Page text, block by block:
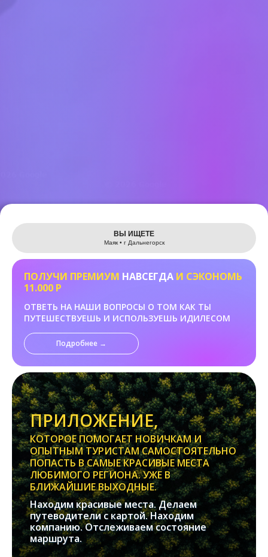
Leaflet
ВЫ ИЩЕТЕ
Маяк • г Дальнегорск
ПОЛУЧИ ПРЕМИУМ НАВСЕГДА И СЭКОНОМЬ
11.000 Р
ОТВЕТЬ НА НАШИ ВОПРОСЫ О ТОМ КАК ТЫ
ПУТЕШЕСТВУЕШЬ И ИСПОЛЬЗУЕШЬ ИДИЛЕСОМ
Подробнее →
ПРИЛОЖЕНИЕ,
КОТОРОЕ ПОМОГАЕТ НОВИЧКАМ И
ОПЫТНЫМ ТУРИСТАМ САМОСТОЯТЕЛЬНО
ПОПАСТЬ В САМЫЕ КРАСИВЫЕ МЕСТА
ЛЮБИМОГО РЕГИОНА. УЖЕ В
БЛИЖАЙШИЕ ВЫХОДНЫЕ.
Находим красивые места. Делаем
путеводители с картой. Находим
компанию. Отслеживаем состояние
маршрута.